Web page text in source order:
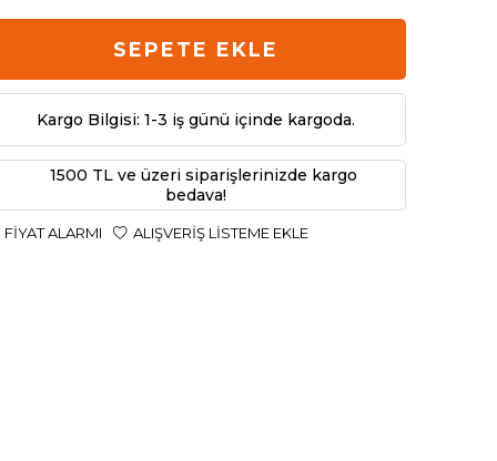
SEPETE EKLE
Kargo Bilgisi: 1-3 iş günü içinde kargoda.
1500 TL ve üzeri siparişlerinizde kargo
bedava!
FIYAT ALARMI ALIŞVERIŞ LISTEME EKLE